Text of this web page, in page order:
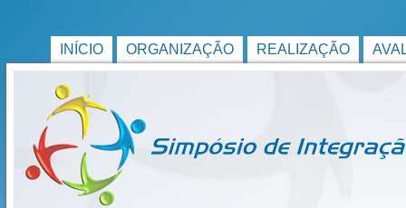
INÍCIO ORGANIZAÇÃO REALIZAÇÃO